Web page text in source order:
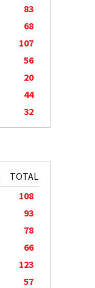
83
68
107
56
20
44
32
TOTAL
108
93
78
66
123
57